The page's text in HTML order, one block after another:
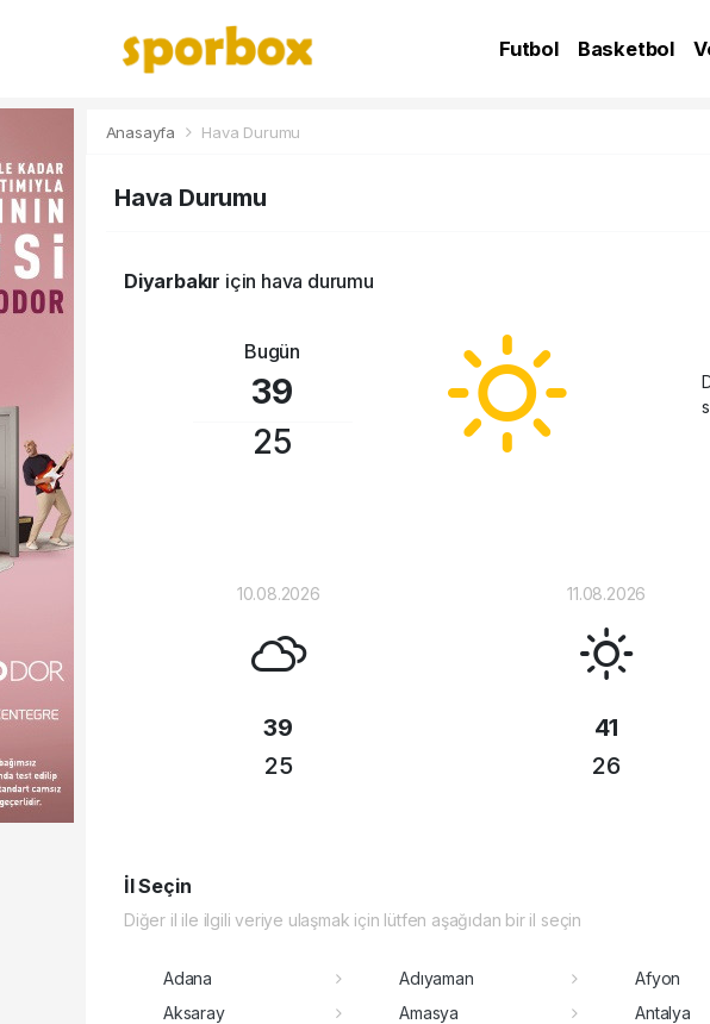
Futbol Basketbol
Anasayfa Hava Durumu
Hava Durumu
Diyarbakır için hava durumu
Bugün
39
25
10.08.2026
39
25
11.08.2026
41
26
İl Seçin
Diğer il ile ilgili veriye ulaşmak için lütfen aşağıdan bir il seçin
Adana Adıyaman Afyon
Aksaray
Amasya Antalya